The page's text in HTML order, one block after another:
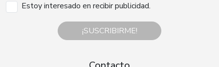
Estoy interesado en recibir publicidad.
¡SUSCRIBIRME!